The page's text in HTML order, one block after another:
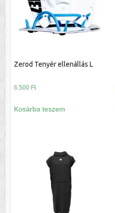
Zerod Tenyér ellenállás L
6.500 Ft
Kosárba teszem